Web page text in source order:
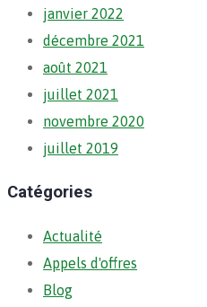
janvier 2022
décembre 2021
août 2021
juillet 2021
novembre 2020
juillet 2019
Catégories
Actualité
Appels d'offres
Blog